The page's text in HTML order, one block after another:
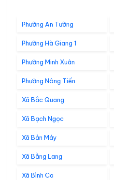
Phường An Tường
Phường Hà Giang 1
Phường Minh Xuân
Phường Nông Tiến
Xã Bắc Quang
Xã Bạch Ngọc
Xã Bản Máy
Xã Bằng Lang
Xã Bình Ca